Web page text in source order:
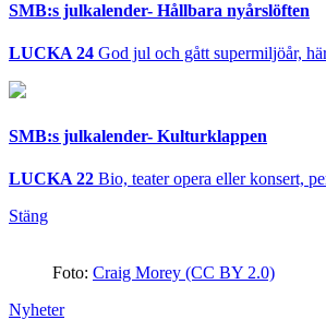
SMB:s julkalender- Hållbara nyårslöften
LUCKA 24 God jul och gått supermiljöår,
SMB:s julkalender- Kulturklappen
LUCKA 22 Bio, teater opera eller konsert,
Stäng
Foto: Craig Morey (CC BY 2.0)
Nyheter